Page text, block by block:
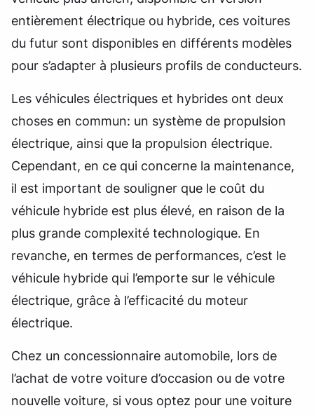
entièrement électrique ou hybride, ces voitures
du futur sont disponibles en différents modèles
pour s’adapter à plusieurs profils de conducteurs.
Les véhicules électriques et hybrides ont deux
choses en commun: un système de propulsion
électrique, ainsi que la propulsion électrique.
Cependant, en ce qui concerne la maintenance,
il est important de souligner que le coût du
véhicule hybride est plus élevé, en raison de la
plus grande complexité technologique. En
revanche, en termes de performances, c’est le
véhicule hybride qui l’emporte sur le véhicule
électrique, grâce à l’efficacité du moteur
électrique.
Chez un concessionnaire automobile, lors de
l’achat de votre voiture d’occasion ou de votre
nouvelle voiture, si vous optez pour une voiture